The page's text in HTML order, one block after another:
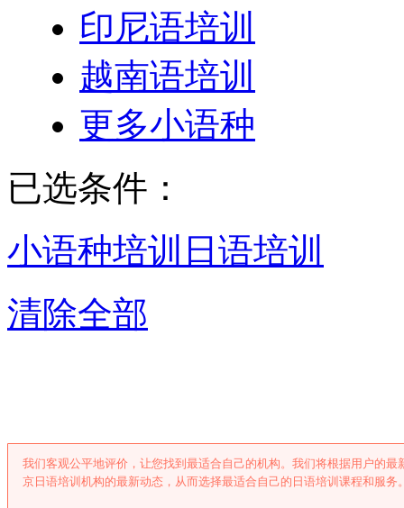
印尼语培训
越南语培训
更多小语种
已选条件：
小语种培训 日语培训
清除全部
我们客观公平地评价，让您找到最适合自己的机构。我们将根据用户的
京日语培训机构的最新动态，从而选择最适合自己的日语培训课程和服务